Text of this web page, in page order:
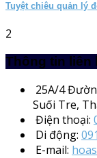
Tuyệt chiêu quản lý
2
Thông tin liên
25A/4
Suối Tre,
Điện thoại:
Di động:
E-mail: